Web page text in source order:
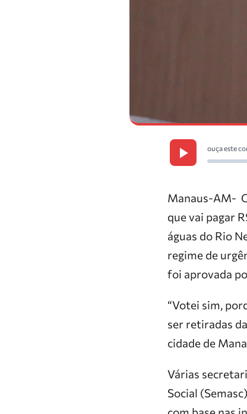
ouça este
Manaus-AM-
que vai pagar
águas do Rio
regime de
foi aprovada
“Votei sim,
ser retiradas
cidade de
Várias
Social